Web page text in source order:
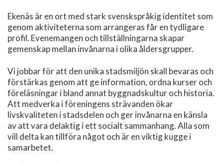
Ekenäs är en ort med stark svenskspråkig identitet som
genom aktiviteterna som arrangeras får en tydligare
profil. Evenemangen och tillställningarna skapar
gemenskap mellan invånarna i olika åldersgrupper.
Vi jobbar för att den unika stadsmiljön skall bevaras och
förstärkas genom att ge information, ordna kurser och
föreläsningar i bland annat byggnadskultur och historia.
Att medverka i föreningens strävanden ökar
livskvaliteten i stadsdelen och ger invånarna en känsla
av att vara delaktig i ett socialt sammanhang. Alla som
vill delta kan tillföra något och är en viktig kugge i
samarbetet.